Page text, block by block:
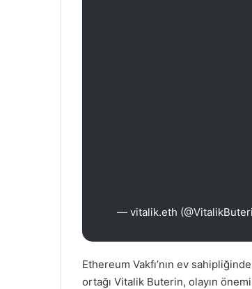
— vitalik.eth
Ethereum Vakfı’nın ev
ortağı Vitalik Buterin, olayın